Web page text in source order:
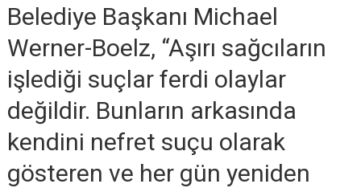
Belediye Başkanı Michael
Werner-Boelz, “Aşırı sağcıların
işlediği suçlar ferdi olaylar
değildir. Bunların arkasında
kendini nefret suçu olarak
gösteren ve her gün yeniden